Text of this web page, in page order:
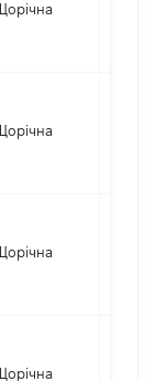
Щорічна
Щорічна
Щорічна
Щорічна